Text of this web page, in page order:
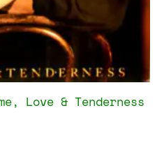
Love & Tenderness